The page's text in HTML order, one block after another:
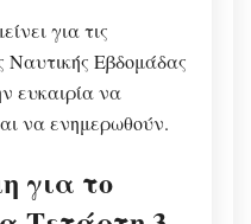
για τις
Ναυτικής Εβδομάδας
ευκαιρία να
να ενημερωθούν.
για το